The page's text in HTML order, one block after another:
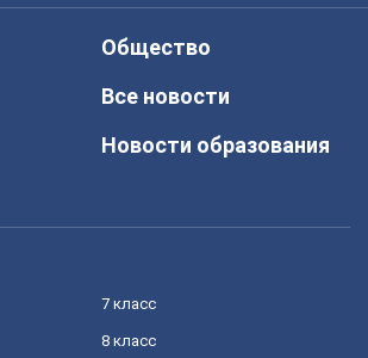
Общество
Все новости
Новости образования
7 класс
8 класс